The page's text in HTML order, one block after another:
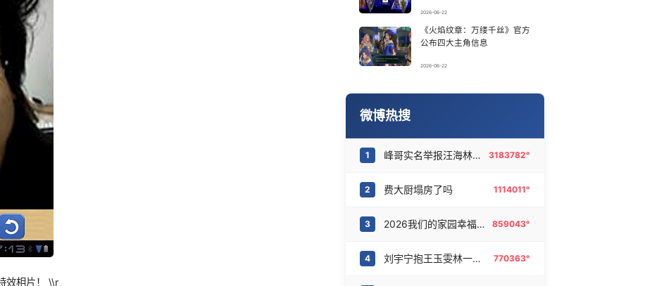
效相片！ \\r
15 儿子陪躺平老爹体验外卖员火了 6559853°
16
2026-06-22
《火焰纹章：万缕千丝》官方
公布四大主角信息
2026-06-22
微博热搜
1 峰哥实名举报汪海林偷税漏税 3183782°
2 费大厨塌房了吗 1114011°
3 2026我们的家园幸福美丽西藏 859043°
4 刘宇宁抱王玉雯林一的区别 770363°